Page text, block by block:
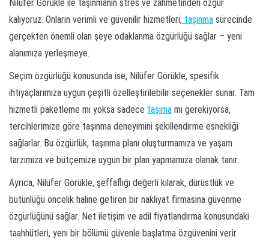
Nilüfer Görükle ile taşınmanın stres ve zahmetinden özgür
kalıyoruz. Onların verimli ve güvenilir hizmetleri, taşınma sürecinde
gerçekten önemli olan şeye odaklanma özgürlüğü sağlar – yeni
alanımıza yerleşmeye.
Seçim özgürlüğü konusunda ise, Nilüfer Görükle, spesifik
ihtiyaçlarımıza uygun çeşitli özelleştirilebilir seçenekler sunar. Tam
hizmetli paketleme mi yoksa sadece taşıma mı gerekiyorsa,
tercihlerimize göre taşınma deneyimini şekillendirme esnekliği
sağlarlar. Bu özgürlük, taşınma planı oluşturmamıza ve yaşam
tarzımıza ve bütçemize uygun bir plan yapmamıza olanak tanır.
Ayrıca, Nilüfer Görükle, şeffaflığı değerli kılarak, dürüstlük ve
bütünlüğü öncelik haline getiren bir nakliyat firmasına güvenme
özgürlüğünü sağlar. Net iletişim ve adil fiyatlandırma konusundaki
taahhütleri, yeni bir bölümü güvenle başlatma özgüvenini verir.